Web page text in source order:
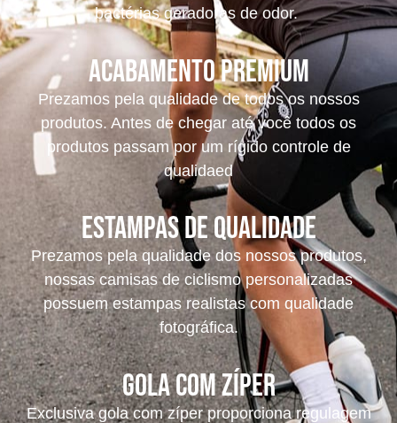
bactérias geradoras de odor.
acabamento premium
Prezamos pela qualidade de todos os nossos
produtos. Antes de chegar até você todos os
produtos passam por um rígido controle de
qualidaed
Estampas de Qualidade
Prezamos pela qualidade dos nossos produtos,
nossas camisas de ciclismo personalizadas
possuem estampas realistas com qualidade
fotográfica.
Gola com Zíper
Exclusiva gola com zíper proporciona regulagem